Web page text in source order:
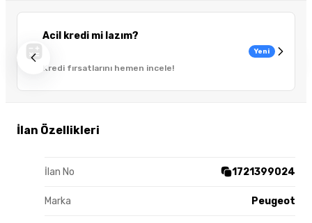
Acil kredi mi lazım?
Kredi fırsatlarını hemen incele!
Yeni
İlan Özellikleri
İlan No 1721399024
Marka Peugeot